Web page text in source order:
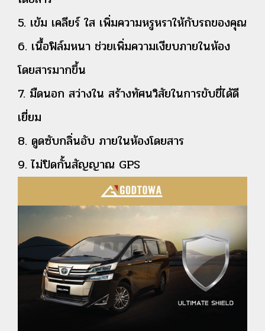
5. เข้ม เคลียร์ ใส เพิ่มความหรูหราให้กับรถของคุณ
6. เนื้อฟิล์มหนา ช่วยเพิ่มความเงียบภายในห้อง
โดยสารมากขึ้น
7. มืดนอก สว่างใน สร้างทัศนวิสัยในการขับขี่ได้ดี
เยี่ยม
8. ดูดซับกลิ่นอับ ภายในห้องโดยสาร
9. ไม่ปิดกั้นสัญญาณ GPS